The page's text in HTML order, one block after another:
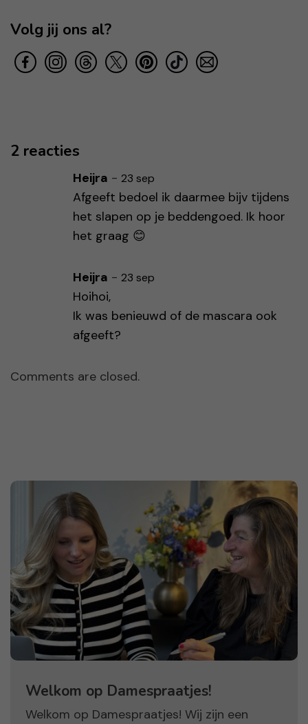
Volg jij ons al?
2 reacties
Heijra - 23 sep
Afgeeft bedoel ik daarmee bijv tijdens
het slapen op je beddengoed. Ik hoor
het graag 😊
Heijra - 23 sep
Hoihoi,
Ik was benieuwd of de mascara ook
afgeeft?
Comments are closed.
Welkom op Damespraatjes!
Welkom op Damespraatjes! Wij zijn een